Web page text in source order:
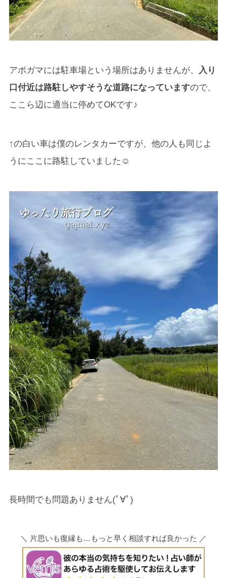
アポガマには駐車場という場所はありませんが、
入り
口付近は路駐しやすそうな道路になっていますので、
ここら辺に適当に停めてOKです♪
↑の白い車は僕のレンタカーですが、他の人も同じよ
うにここに路駐していました☺
長時間でも問題ありません(ﾟ∀ﾟ)
＼ 片思いも復縁も…もっと早く相談すれば良かった ／